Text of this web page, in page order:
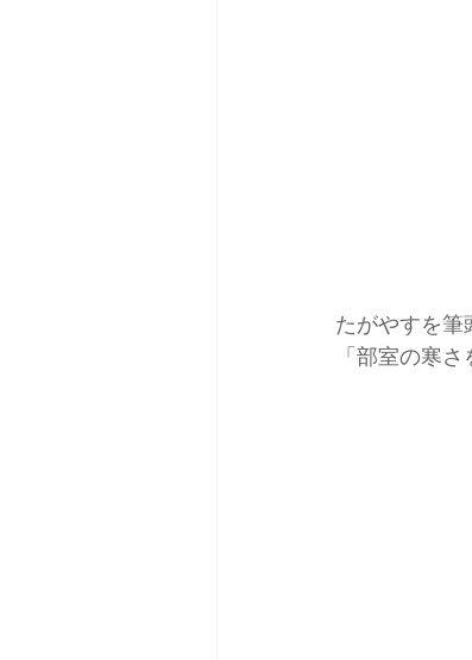
たがやすを筆
「部室の寒